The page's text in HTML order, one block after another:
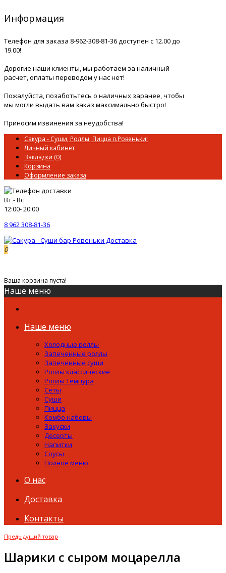
Информация
Телефон для заказа 8-962-308-81-36 доступен с 12.00 до
19.00!
Дорогие наши клиенты, мы работаем за наличный
расчет, оплаты переводом у нас нет!
Пожалуйста, позаботьтесь о наличных заранее, чтобы
мы могли выдать вам заказ максимально быстро!
Приносим извинения за неудобства!
Сакура - Суши, Роллы, Пицца п.Ровеньки!
Личный кабинет
Закладки (0)
Корзина
Оформление заказа
Вт - Вс
12:00- 20:00
8 962 308-81-36
0
Ваша корзина пуста!
Наше меню
Наше меню
Холодные роллы
Запеченные роллы
Запеченные суши
Роллы классические
Роллы Темпура
Сеты
Суши
Пицца
Комбо наборы
Закуски
Десерты
Напитки
Соусы
Полное меню
О нас
Доставка
Контакты
Предыдущий товар
Шарики с сыром моцарелла